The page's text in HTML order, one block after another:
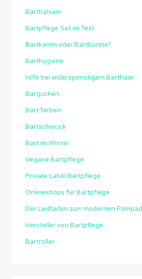
Bartbalsam
Bartpflege Set im Test
Bartkamm oder Bartbürste?
Barthygiene
Hilfe bei widerspenstigem Barthaar
Bartjucken
Bart färben
Bartschmuck
Bart im Winter
Vegane Bartpflege
Private Label Bartpflege
Onlineshops für Bartpflege
Der Leitfaden zum modernen
Hersteller von Bartpflege
Bartroller